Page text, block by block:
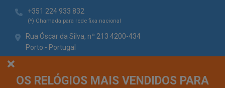
OS RELÓGIOS MAIS VENDIDOS PARA
+351 224 933 832
(*) Chamada para rede fixa nacional
Rua Óscar da Silva, nº 213 4200-434
Porto - Portugal